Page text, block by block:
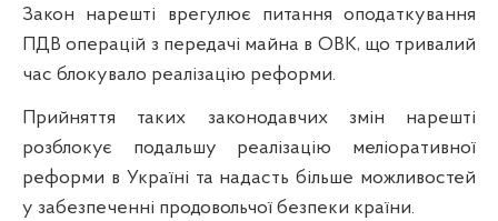
Закон нарешті врегулює питання оподаткування
ПДВ операцій з передачі майна в ОВК, що тривалий
час блокувало реалізацію реформи.
Прийняття таких законодавчих змін нарешті
розблокує подальшу реалізацію меліоративної
реформи в Україні та надасть більше можливостей
у забезпеченні продовольчої безпеки країни.